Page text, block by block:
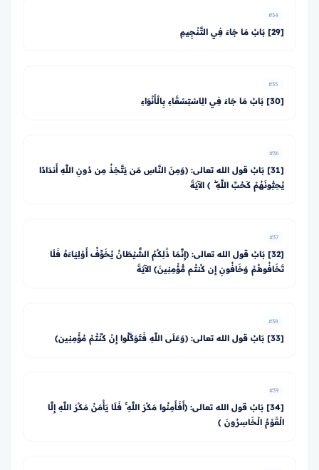
#34
[29] بَابُ مَا جَاءَ فِي التَّنْجِيمِ
#35
[30] بَابُ مَا جَاءَ فِي الِاسْتِسْقَاءِ بِالْأَنْوَاءِ
#36
[31] بَابُ قول الله تعالى: ﴿وَمِنَ النَّاسِ مَن يَتَّخِذُ مِن دُونِ اللَّهِ أَندَادًا
يُحِبُّونَهُمْ كَحُبِّ اللَّهِ ۖ ﴾ الآيَةَ
#37
[32] بَابُ قول الله تعالى: ﴿إِنَّمَا ذَٰلِكُمُ الشَّيْطَانُ يُخَوِّفُ أَوْلِيَاءَهُ فَلَا
تَخَافُوهُمْ وَخَافُونِ إِن كُنتُم مُّؤْمِنِينَ﴾ الآيَةَ
#38
[33] بَابُ قول الله تعالى: ﴿وَعَلَى اللَّهِ فَتَوَكَّلُوا إِنْ كُنْتُمْ مُؤْمِنِين﴾
#39
[34] بَابُ قول الله تعالى: ﴿أَفَأَمِنُوا مَكْرَ اللَّهِ ۚ فَلَا يَأْمَنُ مَكْرَ اللَّهِ إِلَّا
الْقَوْمُ الْخَاسِرُونَ ﴾